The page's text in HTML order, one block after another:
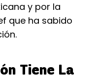
y por la
que ha sabido
Tiene La